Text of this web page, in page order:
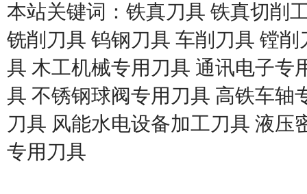
本站关键词：铁真刀具 铁真切削
铣削刀具 钨钢刀具 车削刀具 镗
具 木工机械专用刀具 通讯电子专
具 不锈钢球阀专用刀具 高铁车轴
刀具 风能水电设备加工刀具 液压
专用刀具